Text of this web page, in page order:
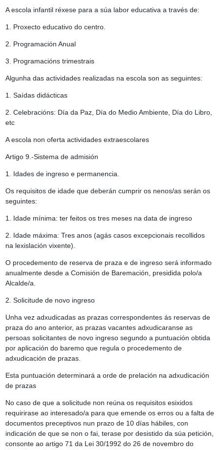
A escola infantil réxese para a súa labor educativa a través de:
1. Proxecto educativo do centro.
2. Programación Anual
3. Programacións trimestrais
Algunha das actividades realizadas na escola son as seguintes:
1. Saídas didácticas
2. Celebracións: Día da Paz, Día do Medio Ambiente, Día do Libro,
etc
A escola non oferta actividades extraescolares
Artigo 9.-Sistema de admisión
1. Idades de ingreso e permanencia.
Os requisitos de idade que deberán cumprir os nenos/as serán os
seguintes:
1. Idade mínima: ter feitos os tres meses na data de ingreso
2. Idade máxima: Tres anos (agás casos excepcionais recollidos
na lexislación vixente).
O procedemento de reserva de praza e de ingreso será informado
anualmente desde a Comisión de Baremación, presidida polo/a
Alcalde/a.
2. Solicitude de novo ingreso
Unha vez adxudicadas as prazas correspondentes ás reservas de
praza do ano anterior, as prazas vacantes adxudicaranse as
persoas solicitantes de novo ingreso segundo a puntuación obtida
por aplicación do baremo que regula o procedemento de
adxudicación de prazas.
Esta puntuación determinará a orde de prelación na adxudicación
de prazas
No caso de que a solicitude non reúna os requisitos esixidos
requirirase ao interesado/a para que emende os erros ou a falta de
documentos preceptivos nun prazo de 10 días hábiles, con
indicación de que se non o fai, terase por desistido da súa petición,
consonte ao artigo 71 da Lei 30/1992 do 26 de novembro do